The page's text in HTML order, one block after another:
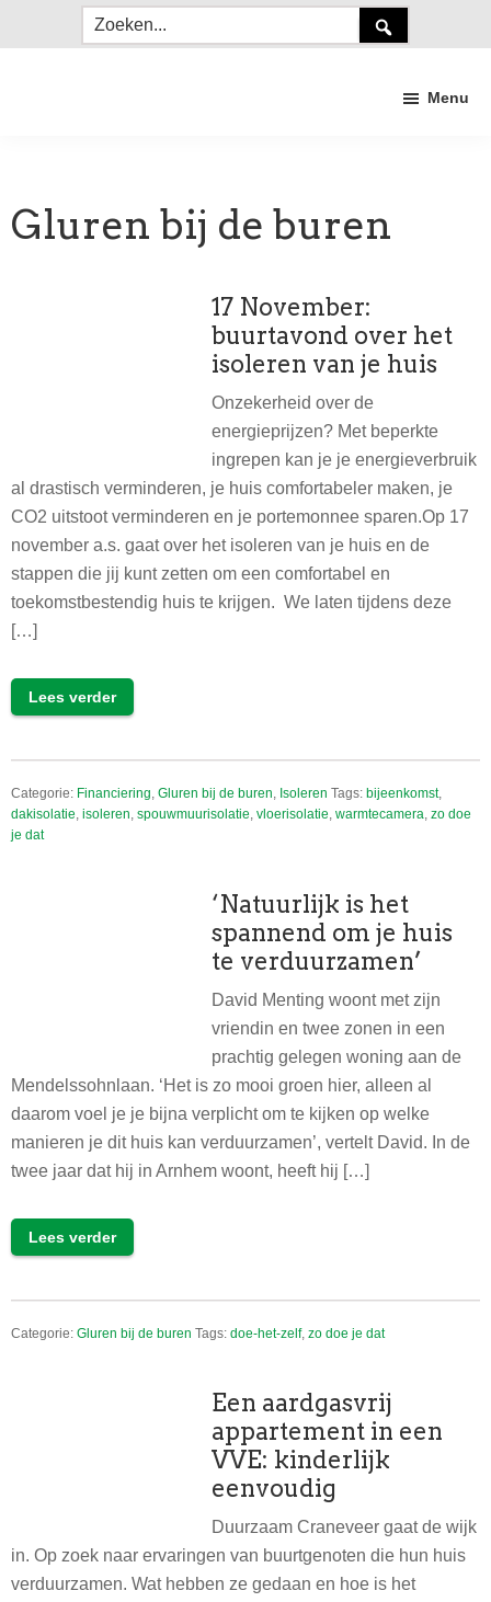
Zoeken...
Menu
Gluren bij de buren
17 November:
buurtavond over het
isoleren van je huis
Onzekerheid over de
energieprijzen? Met beperkte
ingrepen kan je je energieverbruik
al drastisch verminderen, je huis comfortabeler maken, je
CO2 uitstoot verminderen en je portemonnee sparen.Op 17
november a.s. gaat over het isoleren van je huis en de
stappen die jij kunt zetten om een comfortabel en
toekomstbestendig huis te krijgen. We laten tijdens deze
[…]
Lees verder
Categorie: Financiering, Gluren bij de buren, Isoleren Tags: bijeenkomst,
dakisolatie, isoleren, spouwmuurisolatie, vloerisolatie, warmtecamera, zo doe
je dat
‘Natuurlijk is het
spannend om je huis
te verduurzamen’
David Menting woont met zijn
vriendin en twee zonen in een
prachtig gelegen woning aan de
Mendelssohnlaan. ‘Het is zo mooi groen hier, alleen al
daarom voel je je bijna verplicht om te kijken op welke
manieren je dit huis kan verduurzamen’, vertelt David. In de
twee jaar dat hij in Arnhem woont, heeft hij […]
Lees verder
Categorie: Gluren bij de buren Tags: doe-het-zelf, zo doe je dat
Een aardgasvrij
appartement in een
VVE: kinderlijk
eenvoudig
Duurzaam Craneveer gaat de wijk
in. Op zoek naar ervaringen van buurtgenoten die hun huis
verduurzamen. Wat hebben ze gedaan en hoe is het